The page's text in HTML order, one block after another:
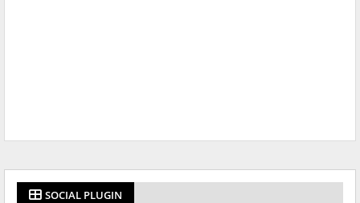
SOCIAL PLUGIN